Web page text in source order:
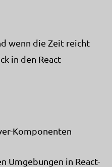
wenn die Zeit reicht
in den React
Komponenten
Umgebungen in React-